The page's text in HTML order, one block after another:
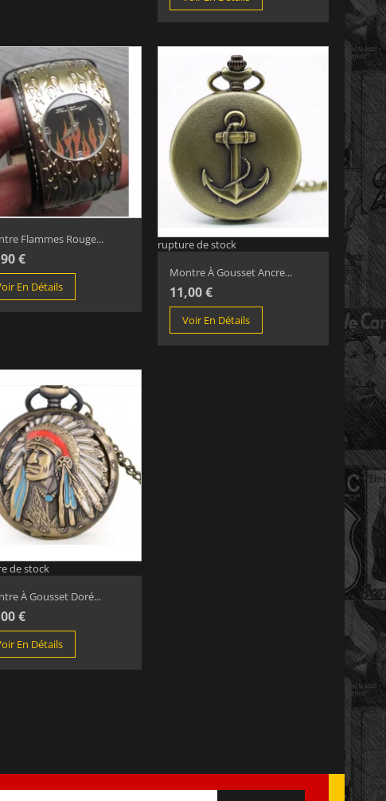
Flammes Rouge...
€
En Détails
rupture de stock
Montre À Gousset Ancre...
11,00 €
Voir En Détails
de stock
À Gousset Doré...
€
En Détails